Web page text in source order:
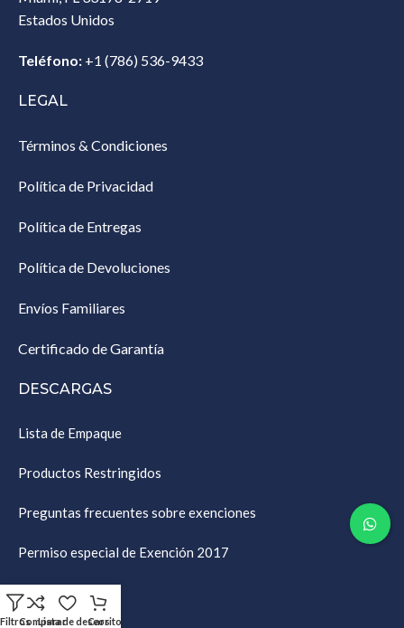
Estados Unidos‎
Teléfono: +1 (786) 536-9433‎
LEGAL
Términos & Condiciones
Política de Privacidad
Política de Entregas
Política de Devoluciones
Envíos Familiares
Certificado de Garantía
DESCARGAS
Lista de Empaque
Productos Restringidos
Preguntas frecuentes sobre exenciones
Permiso especial de Exención 2017
AYUDA
FiltrosComparar
Lista de deseos
Carrito